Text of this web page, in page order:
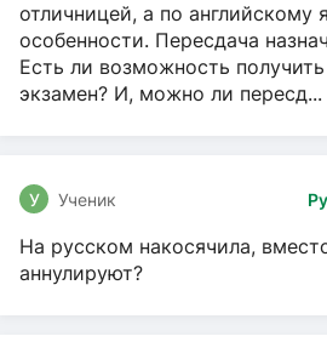
отличницей, а по английскому
особенности. Пересдача
Есть ли возможность
экзамен? И, можно ли пересд...
У Ученик
На русском накосячила,
аннулируют?